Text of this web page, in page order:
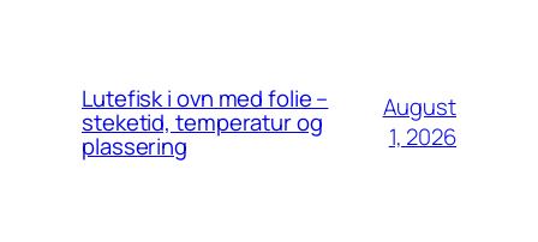
Lutefisk i ovn med folie –
steketid, temperatur og
plassering
August
1, 2026